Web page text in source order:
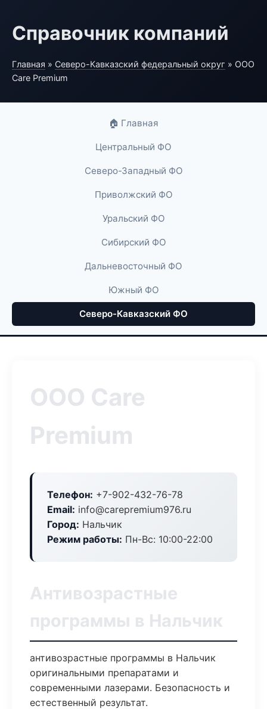
Справочник компаний
Главная » Северо-Кавказский федеральный округ » ООО
Care Premium
🏠 Главная
Центральный ФО
Северо-Западный ФО
Приволжский ФО
Уральский ФО
Сибирский ФО
Дальневосточный ФО
Южный ФО
Северо-Кавказский ФО
ООО Care
Premium
Телефон: +7-902-432-76-78
Email: info@carepremium976.ru
Город: Нальчик
Режим работы: Пн-Вс: 10:00-22:00
Антивозрастные
программы в Нальчик
антивозрастные программы в Нальчик
оригинальными препаратами и
современными лазерами. Безопасность и
естественный результат.